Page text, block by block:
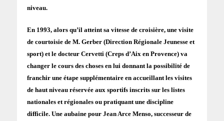
niveau.
En 1993, alors qu’il atteint sa vitesse de croisière, une visite
de courtoisie de M. Gerber (Direction Régionale Jeunesse et
sport) et le docteur Cervetti (Creps d’Aix en Provence) va
changer le cours des choses en lui donnant la possibilité de
franchir une étape supplémentaire en accueillant les visites
de haut niveau réservée aux sportifs inscrits sur les listes
nationales et régionales ou pratiquant une discipline
difficile. Une aubaine pour Jean Arce Menso, successeur de